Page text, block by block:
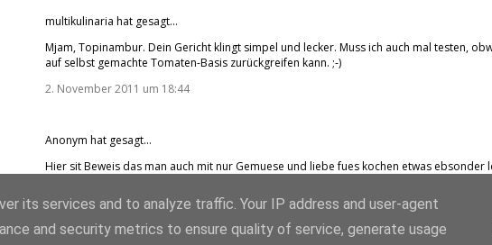
multikulinaria hat gesagt…
Mjam, Topinambur. Dein Gericht klingt simpel und lecker. Muss ich auch mal testen,
auf selbst gemachte Tomaten-Basis zurückgreifen kann. ;-)
2. November 2011 um 18:44
Anonym hat gesagt…
Hier sit Beweis das man auch mit nur Gemuese und liebe fues kochen etwas ebsonder
VERÖFFENTLICHEN
its services and to analyze traffic. Your IP address and user-agent
and security metrics to ensure quality of service, generate usage